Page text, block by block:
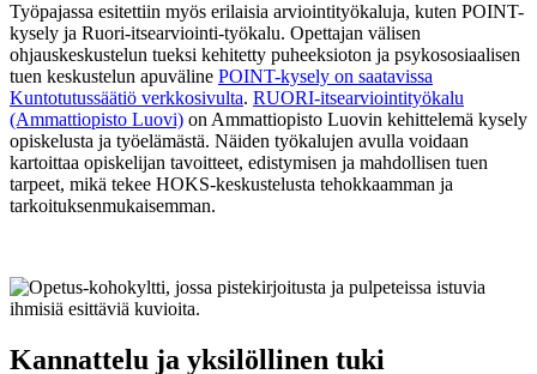
Työpajassa esitettiin myös erilaisia arviointityökaluja, kuten POINT-
kysely ja Ruori-itsearviointi-työkalu. Opettajan välisen
ohjauskeskustelun tueksi kehitetty puheeksioton ja psykososiaalisen
tuen keskustelun apuväline POINT-kysely on saatavissa
Kuntotutussäätiö verkkosivulta. RUORI-itsearviointityökalu
(Ammattiopisto Luovi) on Ammattiopisto Luovin kehittelemä kysely
opiskelusta ja työelämästä. Näiden työkalujen avulla voidaan
kartoittaa opiskelijan tavoitteet, edistymisen ja mahdollisen tuen
tarpeet, mikä tekee HOKS-keskustelusta tehokkaamman ja
tarkoituksenmukaisemman.
Kannattelu ja yksilöllinen tuki